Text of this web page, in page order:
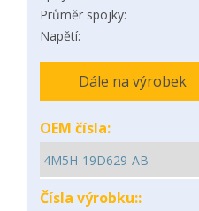
Průměr spojky:
Napětí:
Dále na výrobek
OEM čísla:
Čísla výrobku::